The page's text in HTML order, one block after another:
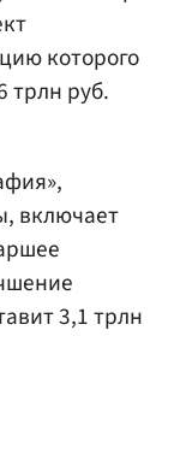
которого
трлн руб.
включает
3,1 трлн